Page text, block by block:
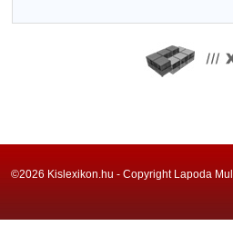
©2026 Kislexikon.hu - Copyright Lapoda